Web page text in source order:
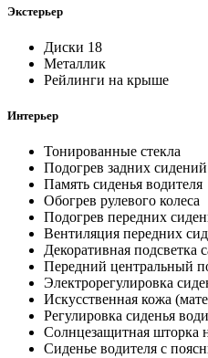
Экстерьер
Диски 18
Металлик
Рейлинги на крыше
Интерьер
Тонированные стекла
Подогрев задних сидений
Память сиденья водителя
Обогрев рулевого колеса
Подогрев передних
Вентиляция передних
Декоративная подсветка
Передний центральный
Электрорегулировка
Искусственная кожа
Регулировка сиденья
Солнцезащитная шторка
Сиденье водителя с